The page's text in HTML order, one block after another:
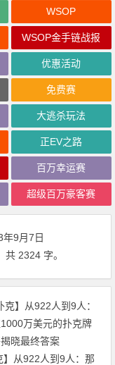
WSOP
WSOP金手链战报
优惠活动
免费赛
大逃杀玩法
正EV之路
百万幸运赛
超级百万豪客赛
9月7日
共 2324 字。
】从922人到9人：那